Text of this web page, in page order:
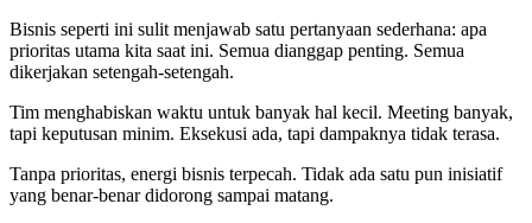
Bisnis seperti ini sulit menjawab satu pertanyaan sederhana: apa
prioritas utama kita saat ini. Semua dianggap penting. Semua
dikerjakan setengah-setengah.
Tim menghabiskan waktu untuk banyak hal kecil. Meeting banyak,
tapi keputusan minim. Eksekusi ada, tapi dampaknya tidak terasa.
Tanpa prioritas, energi bisnis terpecah. Tidak ada satu pun inisiatif
yang benar-benar didorong sampai matang.